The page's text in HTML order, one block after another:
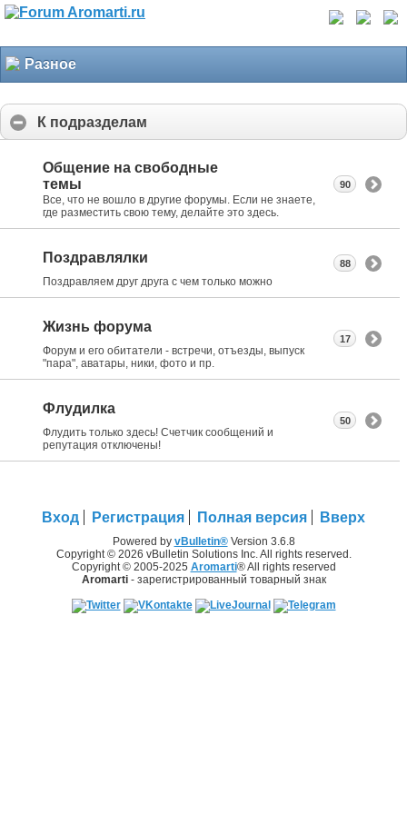
Разное
К подразделам
Общение на свободные
темы
Все, что не вошло в другие форумы. Если не знаете,
где разместить свою тему, делайте это здесь.
90
Поздравлялки
Поздравляем друг друга с чем только можно
88
Жизнь форума
Форум и его обитатели - встречи, отъезды, выпуск
"пара", аватары, ники, фото и пр.
17
Флудилка
Флудить только здесь! Счетчик сообщений и
репутация отключены!
50
Вход Регистрация Полная версия Вверх
Powered by vBulletin®Version 3.6.8
Copyright © 2026 vBulletin Solutions Inc. All rights reserved.
Copyright © 2005-2025 Aromarti® All rights reserved
Aromarti- зарегистрированный товарный знак